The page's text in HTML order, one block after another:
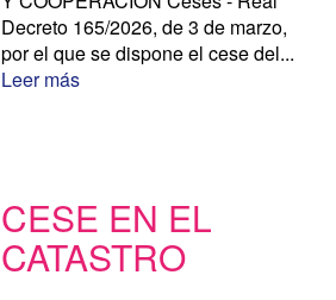
Decreto 165/2026, de 3 de marzo,
por el que se dispone el cese del...
Leer más
CESE EN EL
CATASTRO